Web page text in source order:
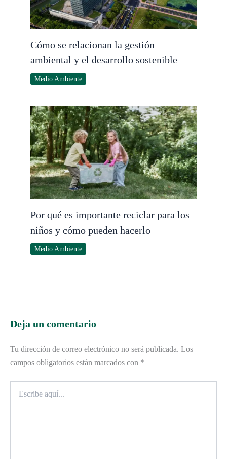
Cómo se relacionan la gestión
ambiental y el desarrollo sostenible
Medio Ambiente
Por qué es importante reciclar para los
niños y cómo pueden hacerlo
Medio Ambiente
Deja un comentario
Tu dirección de correo electrónico no será publicada. Los
campos obligatorios están marcados con *
aquí...